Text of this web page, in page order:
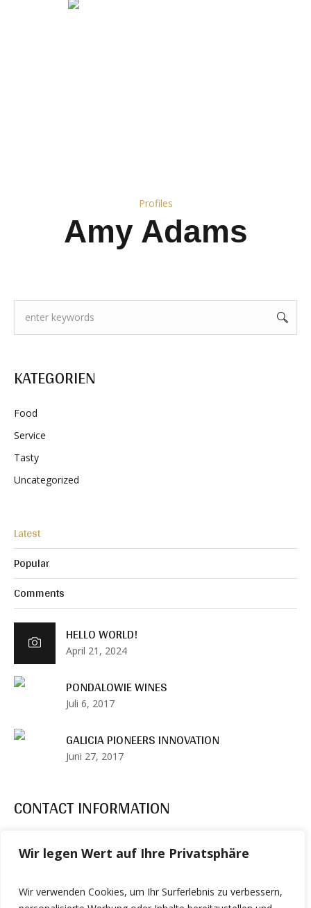
Wir legen Wert auf Ihre Privatsphäre
Wir verwenden Cookies, um Ihr Surferlebnis zu verbessern,
Profiles
Amy Adams
KATEGORIEN
Food
Service
Tasty
Uncategorized
Latest
Popular
Comments
HELLO WORLD!
April 21, 2024
PONDALOWIE WINES
Juli 6, 2017
GALICIA PIONEERS INNOVATION
Juni 27, 2017
CONTACT INFORMATION
Address: Avenue 385, New York